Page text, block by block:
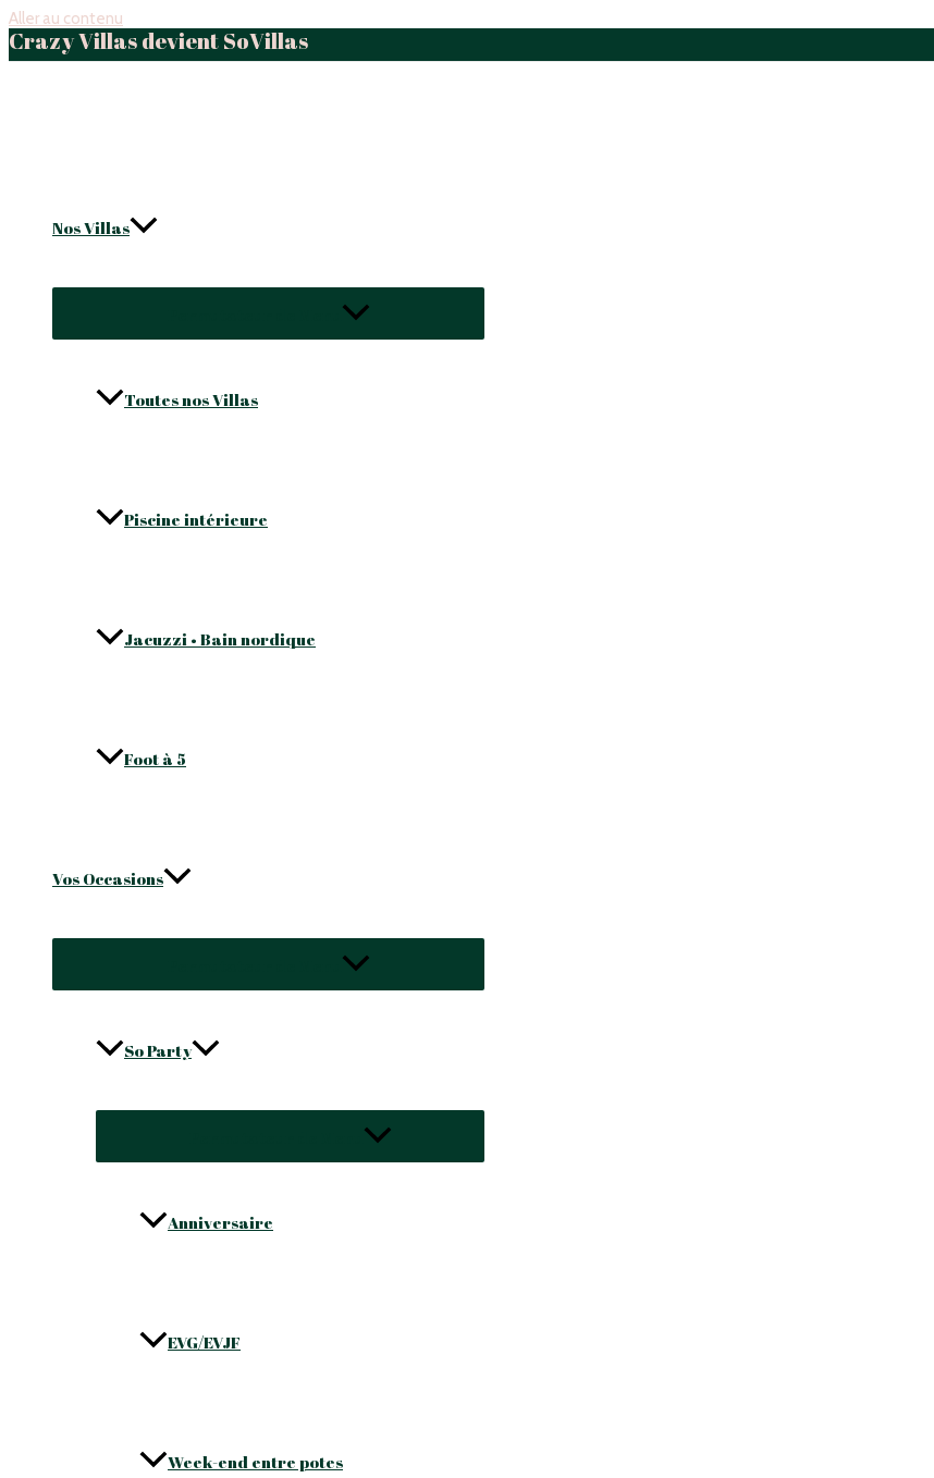
Aller au contenu
Crazy Villas devient SoVillas
Nos Villas
Toutes nos Villas
Piscine intérieure
Jacuzzi • Bain nordique
Foot à 5
Vos Occasions
So Party
Anniversaire
EVG/EVJF
Week-end entre potes